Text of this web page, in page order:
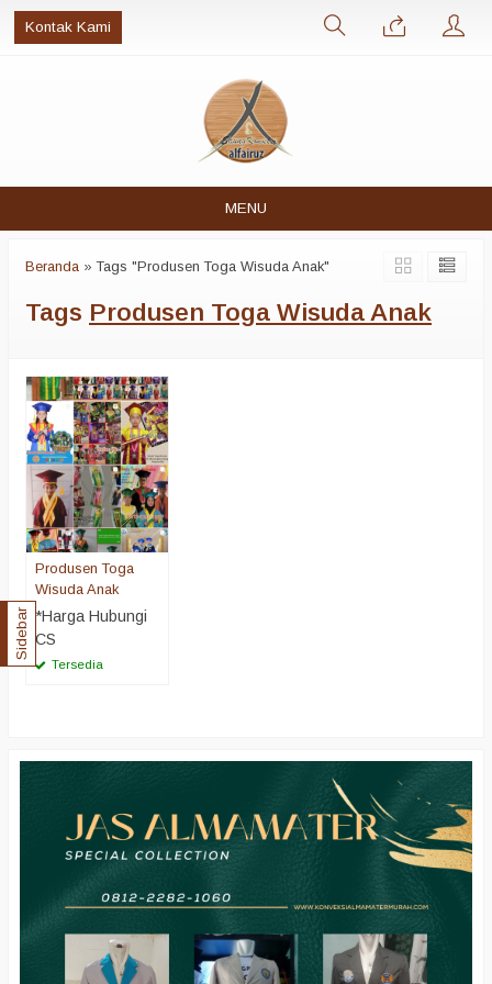
Kontak Kami
MENU
Beranda »Tags "Produsen Toga Wisuda Anak"
Tags Produsen Toga Wisuda Anak
Produsen Toga
Wisuda Anak
*Harga Hubungi
CS
Tersedia
Sidebar